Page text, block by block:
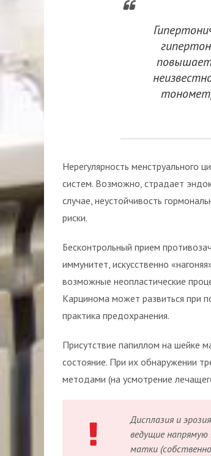
Нерегулярность менструального
систем. Возможно, страдает
случае, неустойчивость
риски.
Бесконтрольный прием
иммунитет, искусственно
возможные неопластические
Карцинома может развиться при
практика предохранения.
Присутствие папиллом на шейке
состояние. При их обнаружении
методами (на усмотрение
Дисплазия и
ведущие
матки